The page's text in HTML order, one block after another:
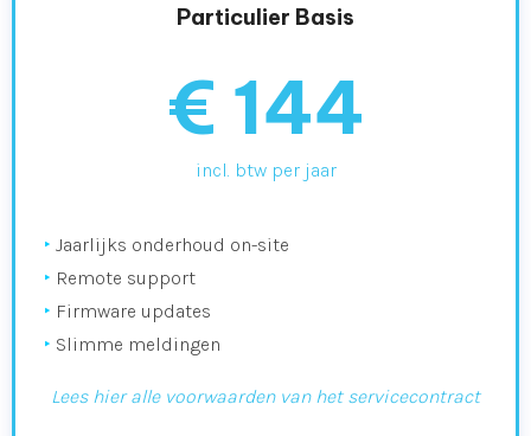
Particulier Basis
€ 144
incl. btw per jaar
‣ Jaarlijks onderhoud on-site
‣ Remote support
‣ Firmware updates
‣ Slimme meldingen
Lees hier alle voorwaarden van het servicecontract